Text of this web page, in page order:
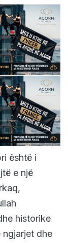
është i
e një
historike
ngjarjet dhe